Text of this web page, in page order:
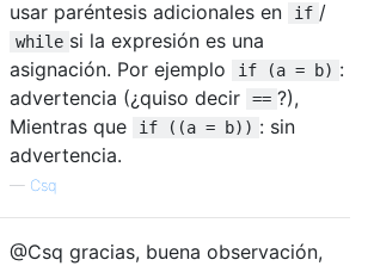
usar paréntesis adicionales en
if /
while si la expresión es una
asignación. Por ejemplo
if (a = b) :
advertencia (¿quiso decir
== ?),
Mientras que
if ((a = b)) : sin
advertencia.
— Csq
@Csq gracias, buena observación,